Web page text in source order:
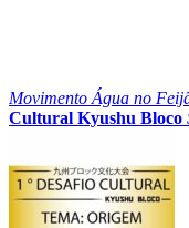
Movimento Água no
Cultural Kyushu Bloco